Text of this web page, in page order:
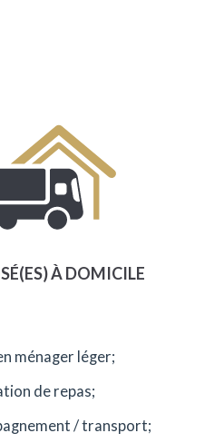
À DOMICILE
ménager léger;
de repas;
/ transport;